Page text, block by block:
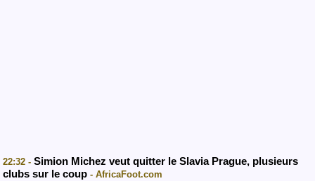
22:32 - Simion Michez veut quitter le Slavia Prague, plusieurs
clubs sur le coup - AfricaFoot.com